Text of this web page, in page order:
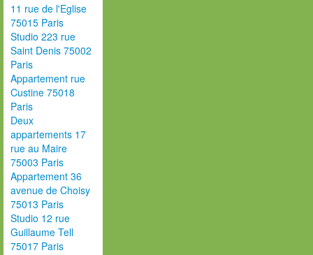
11 rue de l'Eglise
75015 Paris
Studio 223 rue
Saint Denis 75002
Paris
Appartement rue
Custine 75018
Paris
Deux
appartements 17
rue au Maire
75003 Paris
Appartement 36
avenue de Choisy
75013 Paris
Studio 12 rue
Guillaume Tell
75017 Paris